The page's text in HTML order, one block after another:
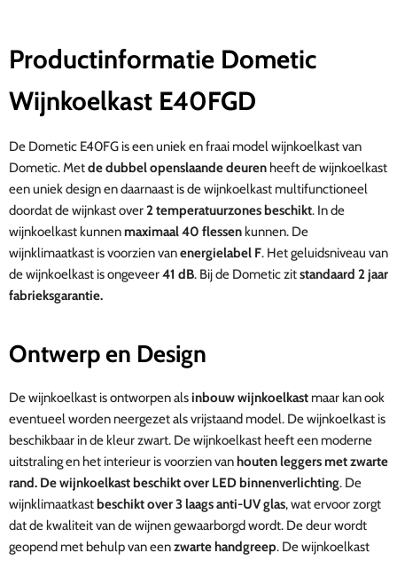
Productinformatie Dometic
Wijnkoelkast E40FGD
De Dometic E40FG is een uniek en fraai model wijnkoelkast van
Dometic. Metde dubbel openslaande deuren heeft de wijnkoelkast
een uniek design en daarnaast is de wijnkoelkast multifunctioneel
doordat de wijnkast over2 temperatuurzones beschikt. In de
wijnkoelkast kunnenmaximaal 40 flessen kunnen. De
wijnklimaatkast is voorzien vanenergielabel F. Het geluidsniveau van
de wijnkoelkast is ongeveer41 dB. Bij de Dometic zitstandaard 2 jaar
fabrieksgarantie.
Ontwerp en Design
De wijnkoelkast is ontworpen alsinbouw wijnkoelkast maar kan ook
eventueel worden neergezet als vrijstaand model. De wijnkoelkast is
beschikbaar in de kleur zwart. De wijnkoelkast heeft een moderne
uitstraling en het interieur is voorzien vanhouten leggers met zwarte
rand. De wijnkoelkast beschikt over LED binnenverlichting. De
wijnklimaatkastbeschikt over 3 laags anti-UV glas, wat ervoor zorgt
dat de kwaliteit van de wijnen gewaarborgd wordt. De deur wordt
geopend met behulp van eenzwarte handgreep. De wijnkoelkast